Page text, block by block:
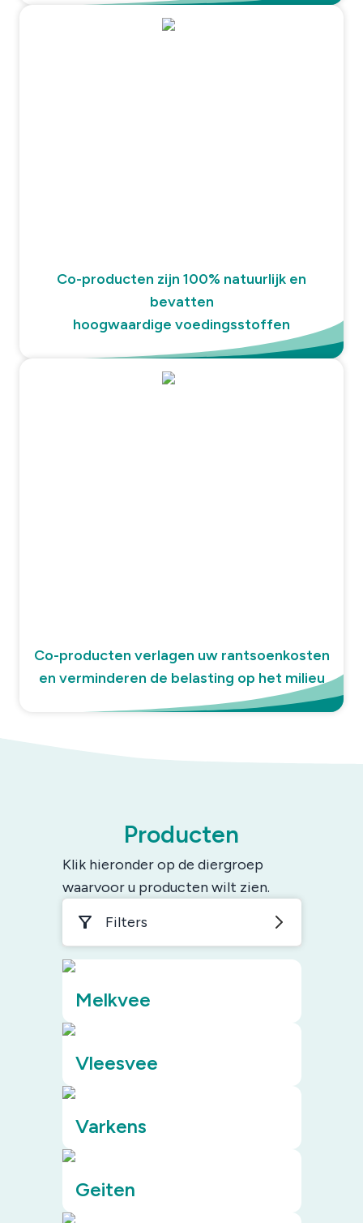
Co-producten zijn 100% natuurlijk en
bevatten
hoogwaardige voedingsstoffen
Co-producten verlagen uw rantsoenkosten
en verminderen de belasting op het milieu
Producten
Klik hieronder op de diergroep
waarvoor u producten wilt zien.
Filters
Melkvee
Vleesvee
Varkens
Geiten